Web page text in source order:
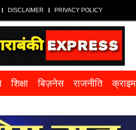
DISCLAIMER PRIVACY POLICY
शिक्षा बिज़नेस राजनीति क्राइम